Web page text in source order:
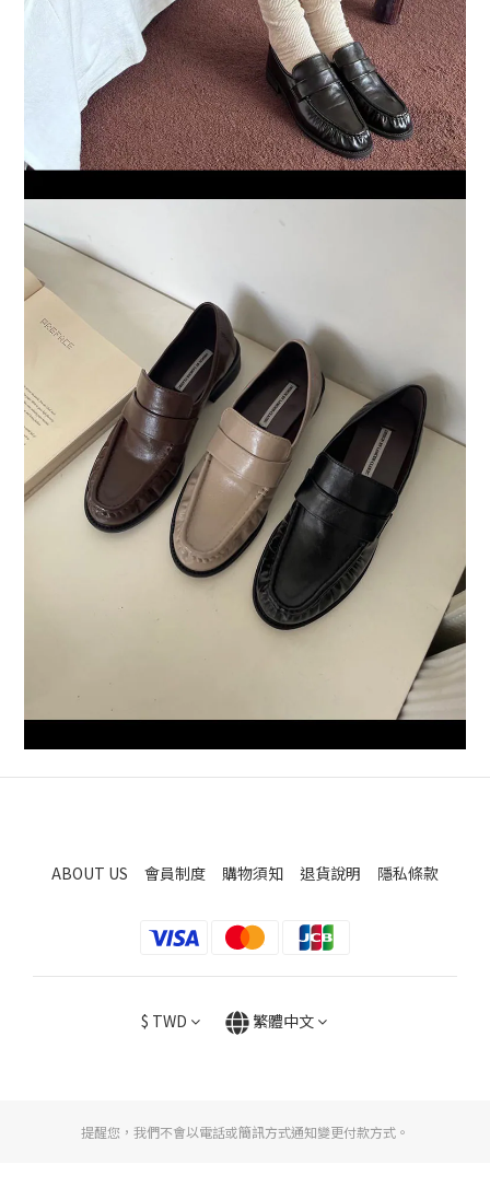
ABOUT US 會員制度 購物須知 退貨說明 隱私條款
$ TWD 繁體中文
提醒您，我們不會以電話或簡訊方式通知變更付款方式。